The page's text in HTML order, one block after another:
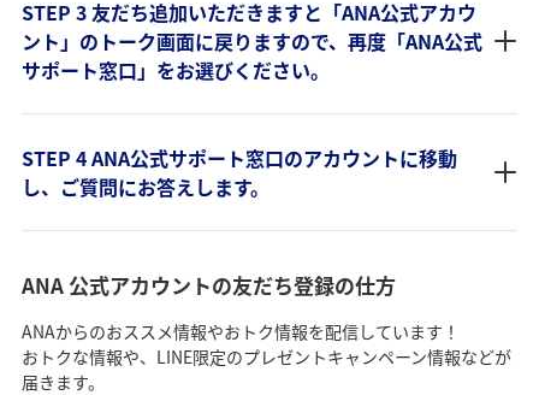
STEP 3 友だち追加いただきますと「ANA公式アカウ
ント」のトーク画面に戻りますので、再度「ANA公式
サポート窓口」をお選びください。
STEP 4 ANA公式サポート窓口のアカウントに移動
し、ご質問にお答えします。
ANA 公式アカウントの友だち登録の仕方
ANAからのおススメ情報やおトク情報を配信しています！
おトクな情報や、LINE限定のプレゼントキャンペーン情報などが
届きます。